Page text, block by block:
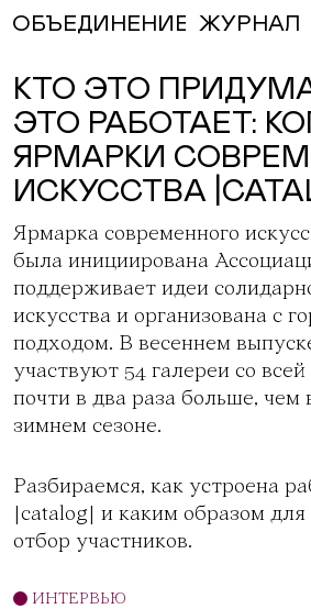
ОБЪЕДИНЕНИЕ ЖУРНАЛ
КТО ЭТО
ЭТО РАБОТАЕТ:
ЯРМАРКИ
ИСКУССТВА
ИНТЕРВЬЮ
Ярмарка современного
была инициирована
поддерживает идеи
искусства и организована с
подходом. В весеннем
участвуют 54 галереи со
почти в два раза больше, чем
зимнем сезоне.
Разбираемся, как устроена
|catalog| и каким образом
отбор участников.